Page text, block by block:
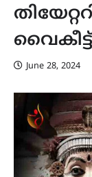
June 28, 2024